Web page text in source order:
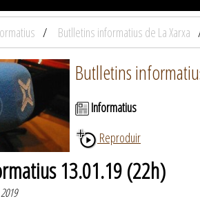
Butlletins informatius de La Xarxa
Butlletins
Informatius
Reproduir
13.01.19 (22h)